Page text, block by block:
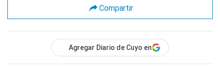
Compartir
Agregar Diario de Cuyo en